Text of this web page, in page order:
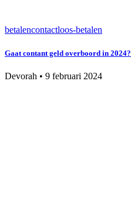
betalencontactloos-betalen
Gaat contant geld overboord in 2024?
Devorah • 9 februari 2024